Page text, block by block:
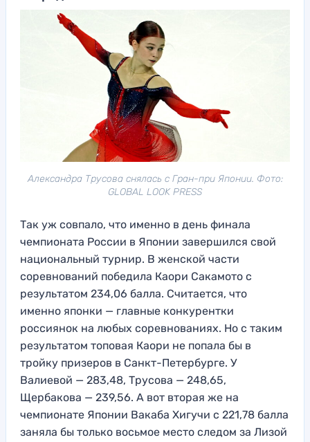
Александра Трусова снялась с Гран-при Японии. Фото:
GLOBAL LOOK PRESS
Так уж совпало, что именно в день финала
чемпионата России в Японии завершился свой
национальный турнир. В женской части
соревнований победила Каори Сакамото с
результатом 234,06 балла. Считается, что
именно японки — главные конкурентки
россиянок на любых соревнованиях. Но с таким
результатом топовая Каори не попала бы в
тройку призеров в Санкт-Петербурге. У
Валиевой — 283,48, Трусова — 248,65,
Щербакова — 239,56. А вот вторая же на
чемпионате Японии Вакаба Хигучи с 221,78 балла
заняла бы только восьмое место следом за Лизой